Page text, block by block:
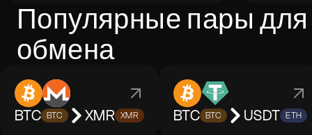
Популярные пары для
обмена
BTC BTC XMR XMR BTC BTC USDT ETH